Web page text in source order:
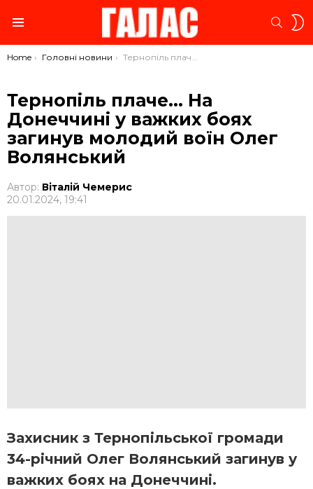
You are here:
Home Головні новини Тернопіль плаче… На Донеччині у важких боях загинув молодий воїн Олег Волянський
Тернопіль плаче… На
Донеччині у важких боях
загинув молодий воїн Олег
Волянський
Автор: Віталій Чемерис
20.01.2024, 19:41
Захисник з Тернопільської громади
34-річний Олег Волянський загинув у
важких боях на Донеччині.